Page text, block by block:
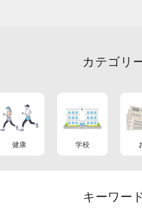
カテゴリ
健康 学校
キーワー